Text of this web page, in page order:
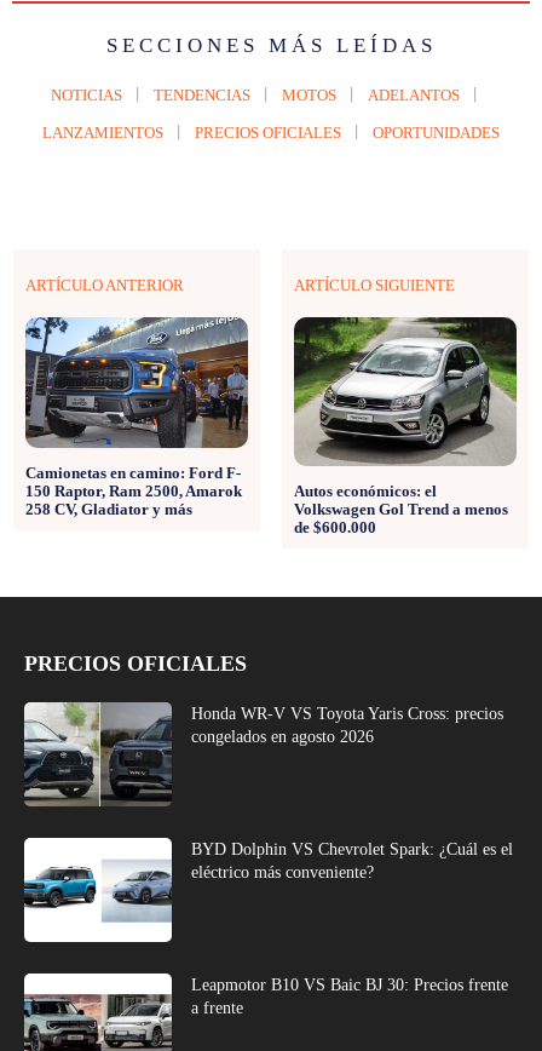
SECCIONES MÁS LEÍDAS
NOTICIAS TENDENCIAS MOTOS ADELANTOS
LANZAMIENTOS PRECIOS OFICIALES OPORTUNIDADES
ARTÍCULO ANTERIOR
Camionetas en camino: Ford F-
150 Raptor, Ram 2500, Amarok
258 CV, Gladiator y más
ARTÍCULO SIGUIENTE
Autos económicos: el
Volkswagen Gol Trend a menos
de $600.000
PRECIOS OFICIALES
Honda WR-V VS Toyota Yaris Cross: precios
congelados en agosto 2026
BYD Dolphin VS Chevrolet Spark: ¿Cuál es el
eléctrico más conveniente?
Leapmotor B10 VS Baic BJ 30: Precios frente
a frente